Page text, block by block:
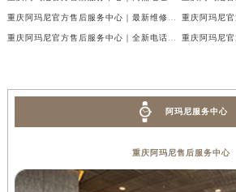
阿玛尼服务中心
重庆阿玛尼售后服务中心